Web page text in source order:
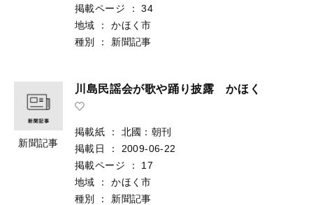
掲載ページ
：
34
地域
：
かほく市
種別
： 新聞記事
新聞記事
川島民謡会が歌や踊り披露 かほく
掲載紙 ：
北國：朝刊
掲載日
：
2009-06-22
掲載ページ
：
17
地域
：
かほく市
種別
： 新聞記事